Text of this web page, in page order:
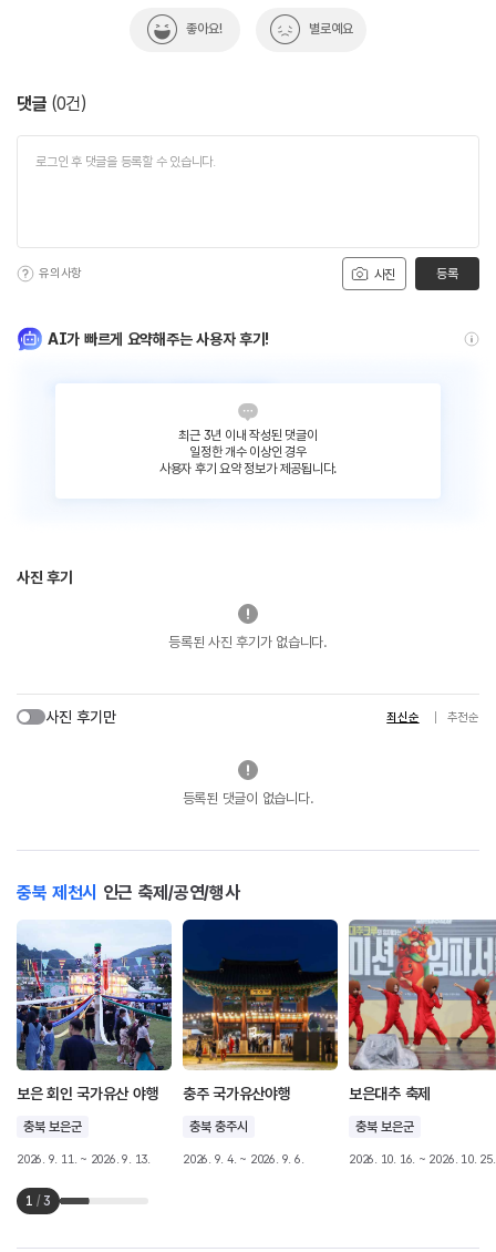
좋아요! 별로예요
댓글 (0건)
사진
유의사항 등록
AI가 빠르게 요약해주는 사용자 후기!
최근 3년 이내 작성된 댓글이
일정한 개수 이상인 경우
사용자 후기 요약 정보가 제공됩니다.
사진 후기
등록된 사진 후기가 없습니다.
사진 후기만 최신순 추천순
등록된 댓글이 없습니다.
충북 제천시 인근 축제/공연/행사
보은 회인 국가유산 야행
충북 보은군
2026. 9. 11. ~ 2026. 9. 13.
충주 국가유산야행
충북 충주시
2026. 9. 4. ~ 2026. 9. 6.
보은대추 축제
충북 보은군
2026. 10. 16. ~ 2026. 10. 25.
1 / 3